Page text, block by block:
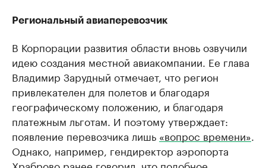
Региональный авиаперевозчик
В Корпорации развития области вновь озвучили
идею создания местной авиакомпании. Ее глава
Владимир Зарудный отмечает, что регион
привлекателен для полетов и благодаря
географическому положению, и благодаря
платежным льготам. И поэтому утверждает:
появление перевозчика лишь «вопрос времени»
Однако, например, гендиректор аэропорта